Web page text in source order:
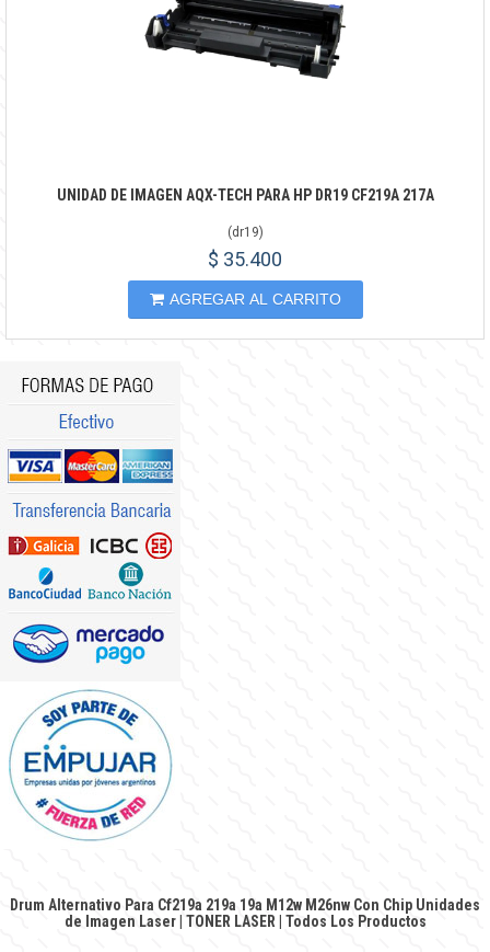
UNIDAD DE IMAGEN AQX-TECH PARA HP DR19 CF219A 217A
(dr19)
$ 35.400
AGREGAR AL CARRITO
Drum Alternativo Para Cf219a 219a 19a M12w M26nw Con Chip Unidades
de Imagen Laser| TONER LASER Todos Los Productos